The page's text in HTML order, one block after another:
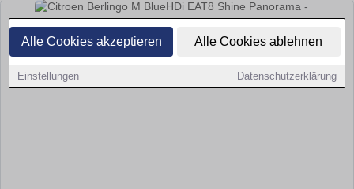
Alle Cookies akzeptieren Alle Cookies ablehnen
Einstellungen Datenschutzerklärung